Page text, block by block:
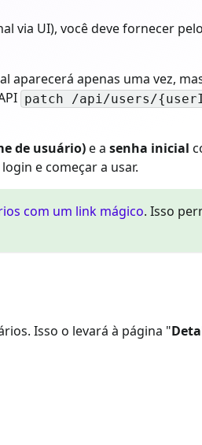
via UI), você deve fornecer
aparecerá apenas uma vez,
patch /api/users/
de usuário)e a senha inicial
e começar a usar.
com um link mágico. Isso
Isso o levará à página "